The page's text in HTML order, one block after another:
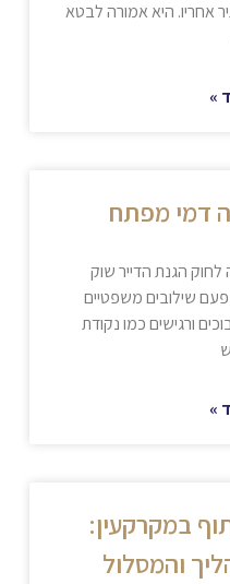
אחריו. היא אמורה לבטא
»
דמי מפתח
לחוק הגנת הדייר שוק
שילובים משפטיים
ורגישים כמו נקודת
»
במקרקעין:
והמסלול